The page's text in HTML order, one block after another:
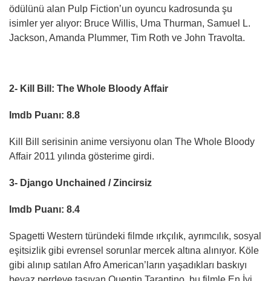
ödülünü alan Pulp Fiction’un oyuncu kadrosunda şu
isimler yer alıyor: Bruce Willis, Uma Thurman, Samuel L.
Jackson, Amanda Plummer, Tim Roth ve John Travolta.
2- Kill Bill: The Whole Bloody Affair
Imdb Puanı: 8.8
Kill Bill serisinin anime versiyonu olan The Whole Bloody
Affair 2011 yılında gösterime girdi.
3- Django Unchained / Zincirsiz
Imdb Puanı: 8.4
Spagetti Western türündeki filmde ırkçılık, ayrımcılık, sosyal
eşitsizlik gibi evrensel sorunlar mercek altına alınıyor. Köle
gibi alınıp satılan Afro American’ların yaşadıkları baskıyı